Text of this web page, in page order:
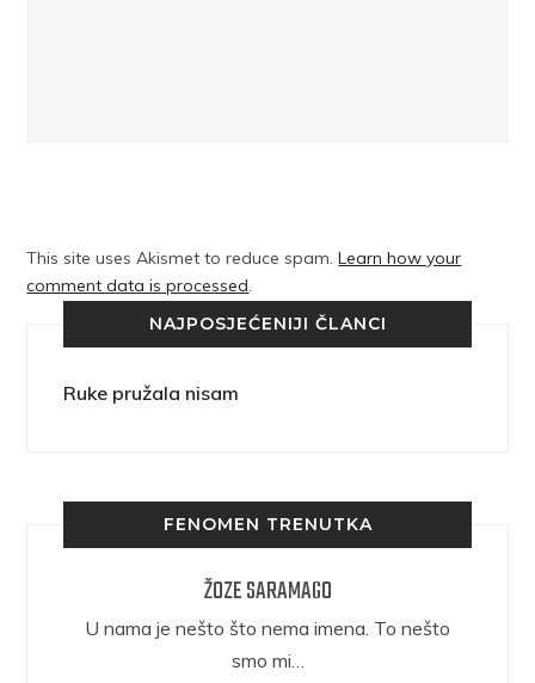
This site uses Akismet to reduce spam.Learn how your
comment data is processed
NAJPOSJEĆENIJI ČLANCI
Ruke pružala nisam
FENOMEN TRENUTKA
ŽOZE SARAMAGO
U nama je nešto što nema imena. To nešto
smo mi…